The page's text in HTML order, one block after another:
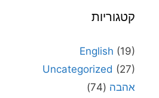
קטגוריות
English (19)
Uncategorized (27)
אהבה (74)